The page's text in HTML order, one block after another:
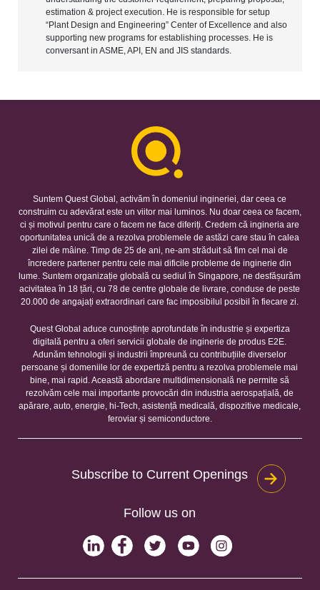
estimation & project execution. He is responsible for setup
“Plant Design and Engineering” Center of Excellence and also
supporting new programs for establishing processes. He is
conversant in ASME, API, EN and JIS standards.
Suntem Quest Global, activăm în domeniul ingineriei, dar ceea ce
construim cu adevărat este un viitor mai luminos. Nu doar ceea ce facem,
ci și motivul pentru care o facem ne face diferiți. Credem că ingineria are
oportunitatea unică de a rezolva problemele de astăzi care stau în calea
zilei de mâine. Timp de 25 de ani, ne-am străduit să fim cel mai de
încredere partener pentru cele mai dificile probleme de inginerie din
lume. Suntem organizație globală cu sediul în Singapore, ne desfășurăm
acivitatea în 18 țări, cu 78 de centre globale de livrare, conduse de peste
20.000 de angajați extraordinari care fac imposibilul posibil în fiecare zi.
Quest Global aduce cunoștințe aprofundate în industrie și expertiza
digitală pentru a oferi servicii globale de inginerie de produs E2E.
Adunăm tehnologii și industrii împreună cu contribuțiile diverselor
persoane și domeniile lor de expertiză pentru a rezolva problemele mai
bine, mai rapid. Această abordare multidimensională ne permite să
rezolvăm cele mai importante provocări din industria aerospațială, de
apărare, auto, energie, hi-Tech, asistență medicală, dispozitive medicale,
feroviar și semiconductore.
Subscribe to Current Openings
Follow us on